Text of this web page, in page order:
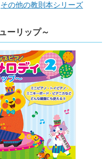
その他の教則本シリーズ
ーリップ～